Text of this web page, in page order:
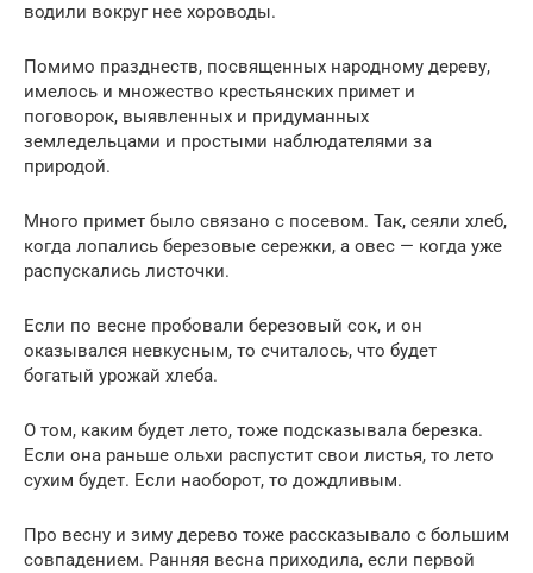
водили вокруг нее хороводы.
Помимо празднеств, посвященных народному дереву,
имелось и множество крестьянских примет и
поговорок, выявленных и придуманных
земледельцами и простыми наблюдателями за
природой.
Много примет было связано с посевом. Так, сеяли хлеб,
когда лопались березовые сережки, а овес — когда уже
распускались листочки.
Если по весне пробовали березовый сок, и он
оказывался невкусным, то считалось, что будет
богатый урожай хлеба.
О том, каким будет лето, тоже подсказывала березка.
Если она раньше ольхи распустит свои листья, то лето
сухим будет. Если наоборот, то дождливым.
Про весну и зиму дерево тоже рассказывало с большим
совпадением. Ранняя весна приходила, если первой